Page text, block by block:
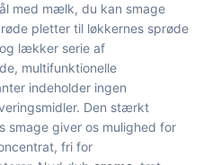
med mælk, du kan smage
pletter til løkkernes sprøde
lækker serie af
multifunktionelle
indeholder ingen
Den stærkt
smage giver os mulighed for
fri for